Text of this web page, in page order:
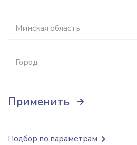
Минская область
Город
Применить
Подбор по параметрам